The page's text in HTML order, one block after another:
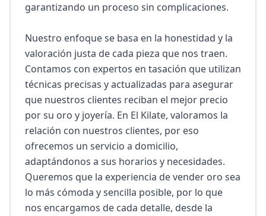
garantizando un proceso sin complicaciones.
Nuestro enfoque se basa en la honestidad y la
valoración justa de cada pieza que nos traen.
Contamos con expertos en tasación que utilizan
técnicas precisas y actualizadas para asegurar
que nuestros clientes reciban el mejor precio
por su oro y joyería. En El Kilate, valoramos la
relación con nuestros clientes, por eso
ofrecemos un servicio a domicilio,
adaptándonos a sus horarios y necesidades.
Queremos que la experiencia de vender oro sea
lo más cómoda y sencilla posible, por lo que
nos encargamos de cada detalle, desde la